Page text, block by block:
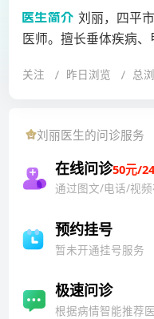
刘丽，四平
医师。擅长垂体疾病
疗，并能够独立抢救
关注 昨日浏览 总
刘丽医生的问诊服务
在线问诊50元/
通过图文/电话/视
预约挂号
暂未开通挂号服务
极速问诊
根据病情智能推荐